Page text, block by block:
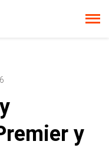
y